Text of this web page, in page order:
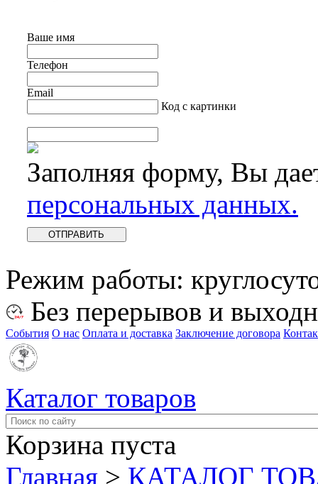
Ваше имя
Телефон
Email
Код с картинки
Заполняя форму, Вы
персональных данных.
Режим работы:
Без перерывов и
События О нас Оплата и доставка Заключение договора
Каталог товаров
Корзина пуста
Главная > КАТАЛОГ